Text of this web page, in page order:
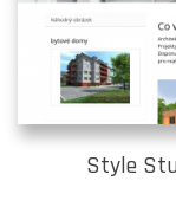
Style